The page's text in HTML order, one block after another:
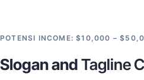
POTENSI INCOME: $10,000 –
Slogan andTagline